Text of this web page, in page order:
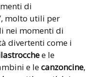
di
molto utili per
nei momenti di
divertenti come i
e le
e lecanzoncine,